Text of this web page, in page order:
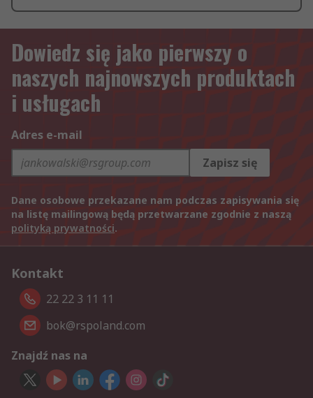
Dowiedz się jako pierwszy o
naszych najnowszych produktach
i usługach
Adres e-mail
Zapisz się
Dane osobowe przekazane nam podczas zapisywania się
na listę mailingową będą przetwarzane zgodnie z naszą
polityką prywatności.
Kontakt
22 22 3 11 11
bok@rspoland.com
Znajdź nas na